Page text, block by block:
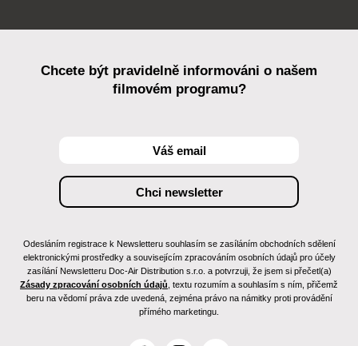
Chcete být pravidelně informováni o našem
filmovém programu?
Odesláním registrace k Newsletteru souhlasím se zasíláním obchodních sdělení
elektronickými prostředky a souvisejícím zpracováním osobních údajů pro účely
zasílání Newsletteru Doc-Air Distribution s.r.o. a potvrzuji, že jsem si přečetl(a)
Zásady zpracování osobních údajů , textu rozumím a souhlasím s ním, přičemž
beru na vědomí práva zde uvedená, zejména právo na námitky proti provádění
přímého marketingu.